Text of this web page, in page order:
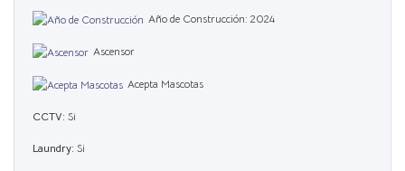
Año de Construcción: 2024
Ascensor
Acepta Mascotas
CCTV: Si
Laundry: Si